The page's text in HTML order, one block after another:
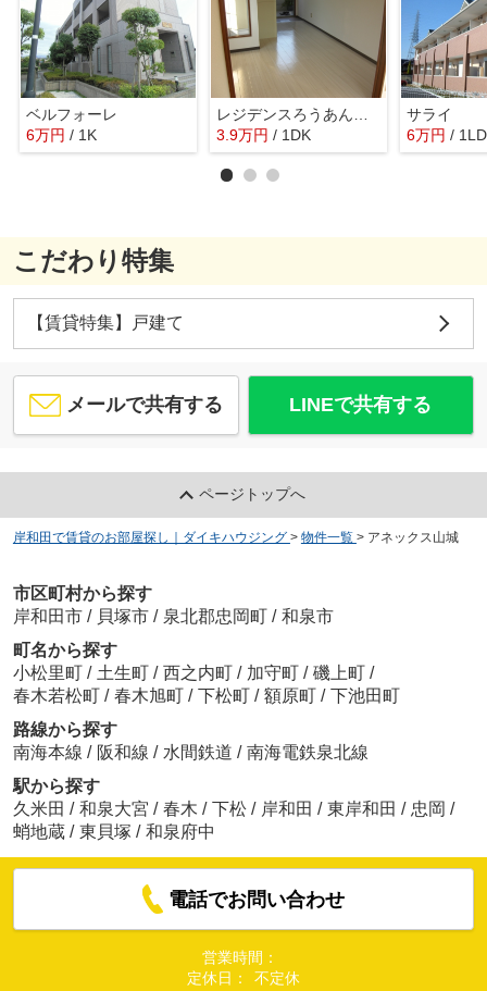
ベルフォーレ
6万円 / 1K
3.9万円 / 1DK
サライ
6万円 /
こだわり特集
【賃貸特集】戸建て
メールで共有する LINEで共有する
ページトップへ
岸和田で賃貸のお部屋探し｜ダイキハウジング > 物件一覧 > アネックス山城
市区町村から探す
岸和田市 / 貝塚市 / 泉北郡忠岡町 / 和泉市
町名から探す
小松里町 / 土生町 / 西之内町 / 加守町 / 磯上町 /
春木若松町 / 春木旭町 / 下松町 / 額原町 / 下池田町
路線から探す
南海本線 / 阪和線 / 水間鉄道 / 南海電鉄泉北線
駅から探す
久米田 / 和泉大宮 / 春木 / 下松 / 岸和田 / 東岸和田 / 忠岡 /
蛸地蔵 / 東貝塚 / 和泉府中
電話でお問い合わせ
営業時間：
定休日：
不定休